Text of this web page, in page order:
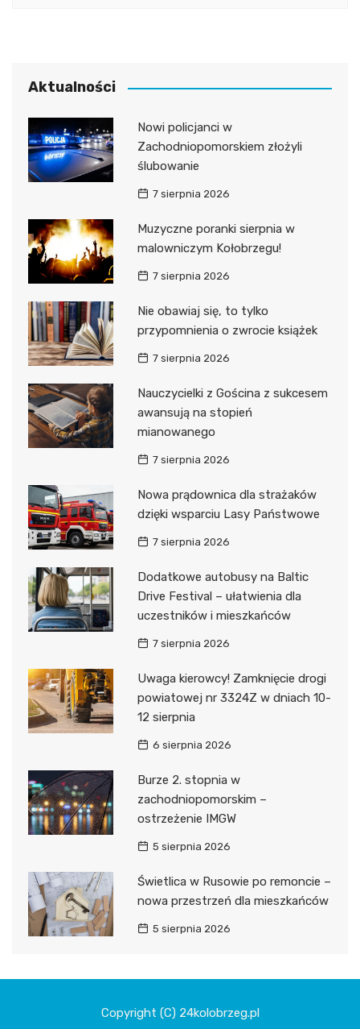
Aktualności
Nowi policjanci w
Zachodniopomorskiem złożyli
ślubowanie
7 sierpnia 2026
Muzyczne poranki sierpnia w
malowniczym Kołobrzegu!
7 sierpnia 2026
Nie obawiaj się, to tylko
przypomnienia o zwrocie książek
7 sierpnia 2026
Nauczycielki z Gościna z sukcesem
awansują na stopień
mianowanego
7 sierpnia 2026
Nowa prądownica dla strażaków
dzięki wsparciu Lasy Państwowe
7 sierpnia 2026
Dodatkowe autobusy na Baltic
Drive Festival – ułatwienia dla
uczestników i mieszkańców
7 sierpnia 2026
Uwaga kierowcy! Zamknięcie drogi
powiatowej nr 3324Z w dniach 10-
12 sierpnia
6 sierpnia 2026
Burze 2. stopnia w
zachodniopomorskim –
ostrzeżenie IMGW
5 sierpnia 2026
Świetlica w Rusowie po remoncie –
nowa przestrzeń dla mieszkańców
5 sierpnia 2026
Copyright (C) 24kolobrzeg.pl